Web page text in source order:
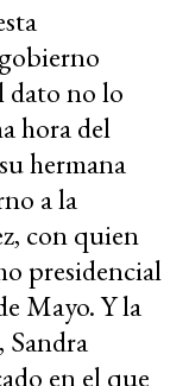
dato no lo
hora del
hermana
a la
con quien
presidencial
Mayo. Y la
en el que